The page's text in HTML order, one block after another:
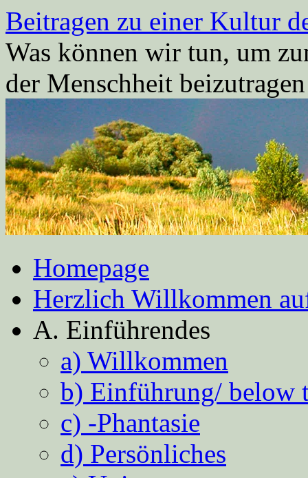
Zum
Inhalt
springen
Beitragen zu einer Kultur
Was können wir tun, um
der Menschheit
Homepage
Herzlich Willkommen
A. Einführendes
a) Willkommen
b) Einführung/ below
c) -Phantasie
d) Persönliches